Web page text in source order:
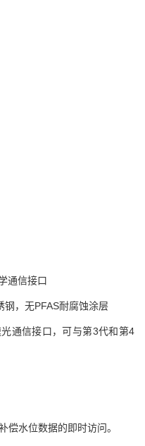
通信接口
，无PFAS耐腐蚀涂层
通信接口，可与第3代和第4
偿水位数据的即时访问。